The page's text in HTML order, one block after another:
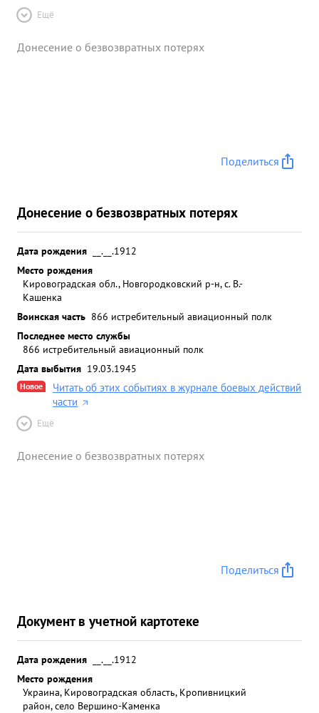
Ещё
Донесение о безвозвратных потерях
Поделиться
Донесение о безвозвратных потерях
Дата рождения
__.__.1912
Место рождения
Кировоградская обл., Новгородковский р-н, с. В.-
Кашенка
Воинская часть 866 истребительный авиационный полк
Последнее место службы
866 истребительный авиационный полк
Дата выбытия 19.03.1945
Новое
Читать об этих событиях в журнале боевых действий
части
Ещё
Донесение о безвозвратных потерях
Поделиться
Документ в учетной картотеке
Дата рождения
__.__.1912
Место рождения
Украина, Кировоградская область, Кропивницкий
район, село Вершино-Каменка